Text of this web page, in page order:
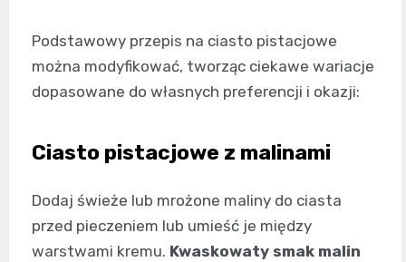
Podstawowy przepis na ciasto pistacjowe
można modyfikować, tworząc ciekawe wariacje
dopasowane do własnych preferencji i okazji:
Ciasto pistacjowe z malinami
Dodaj świeże lub mrożone maliny do ciasta
przed pieczeniem lub umieść je między
warstwami kremu. Kwaskowaty smak malin